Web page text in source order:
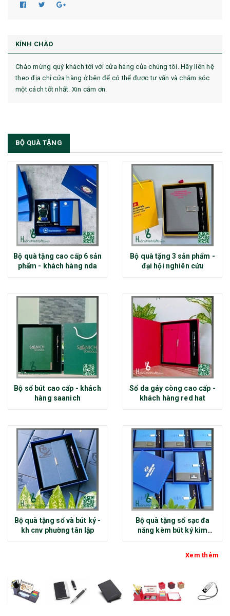
KÍNH CHÀO
Chào mừng quý khách tới với cửa hàng của chúng tôi. Hãy liên hệ
theo địa chỉ cửa hàng ở bên để có thể được tư vấn và chăm sóc
một cách tốt nhất. Xin cảm ơn.
BỘ QUÀ TẶNG
Bộ quà tặng cao cấp 6 sản
phẩm - khách hàng nda
Bộ quà tặng 3 sản phẩm -
đại hội nghiên cứu
Bộ sổ bút cao cấp - khách
hàng saanich
Sổ da gáy còng cao cấp -
khách hàng red hat
Bộ quà tặng sổ và bút ký -
kh cnv phường tân lập
Bộ quà tặng sổ sạc đa
năng kèm bút ký kim
Xem thêm